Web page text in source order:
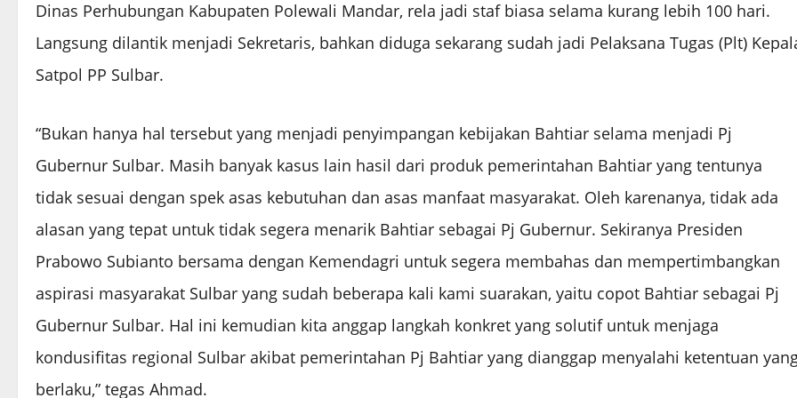
Dinas Perhubungan Kabupaten Polewali Mandar, rela jadi staf biasa selama kurang lebih 100 hari.
Langsung dilantik menjadi Sekretaris, bahkan diduga sekarang sudah jadi Pelaksana Tugas (Plt)
Satpol PP Sulbar.
“Bukan hanya hal tersebut yang menjadi penyimpangan kebijakan Bahtiar selama menjadi Pj
Gubernur Sulbar. Masih banyak kasus lain hasil dari produk pemerintahan Bahtiar yang tentunya
tidak sesuai dengan spek asas kebutuhan dan asas manfaat masyarakat. Oleh karenanya, tidak ada
alasan yang tepat untuk tidak segera menarik Bahtiar sebagai Pj Gubernur. Sekiranya Presiden
Prabowo Subianto bersama dengan Kemendagri untuk segera membahas dan mempertimbangkan
aspirasi masyarakat Sulbar yang sudah beberapa kali kami suarakan, yaitu copot Bahtiar sebagai Pj
Gubernur Sulbar. Hal ini kemudian kita anggap langkah konkret yang solutif untuk menjaga
kondusifitas regional Sulbar akibat pemerintahan Pj Bahtiar yang dianggap menyalahi ketentuan
berlaku,” tegas Ahmad.